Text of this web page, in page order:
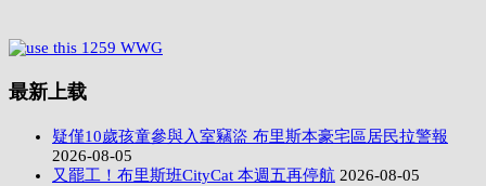
最新上载
疑僅10歲孩童參與入室竊盜 布里斯本豪宅區居民拉警報
2026-08-05
又罷工！布里斯班CityCat 本週五再停航 2026-08-05